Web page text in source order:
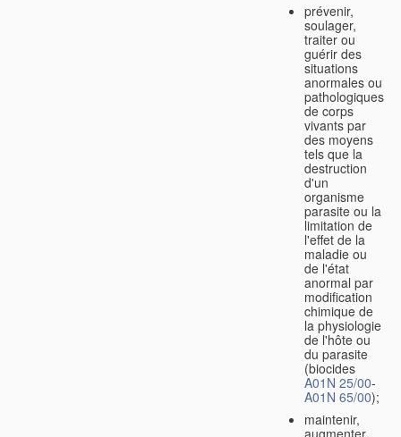
prévenir,
soulager,
traiter ou
guérir des
situations
anormales ou
pathologiques
de corps
vivants par
des moyens
tels que la
destruction
d'un
organisme
parasite ou la
limitation de
l'effet de la
maladie ou
de l'état
anormal par
modification
chimique de
la physiologie
de l'hôte ou
du parasite
(biocides
A01N 25/00-
A01N 65/00);
maintenir,